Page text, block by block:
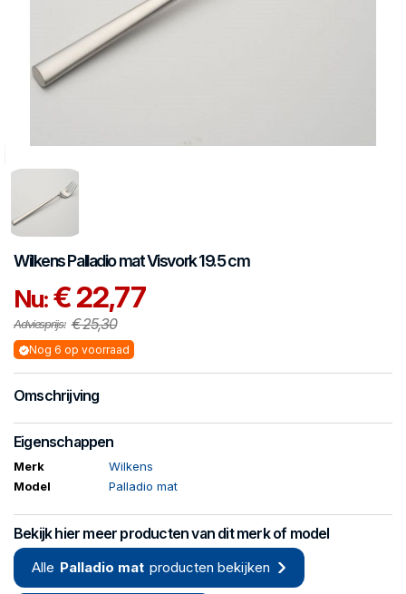
WilkensPalladio matVisvork 19.5 cm
Nu:€ 22,77
Adviesprijs: € 25,30
Nog 6 op voorraad
Omschrijving
Eigenschappen
Merk
Wilkens
Model
Palladio mat
Bekijk hier meer producten van dit merk of model
Alle Palladio mat producten bekijken